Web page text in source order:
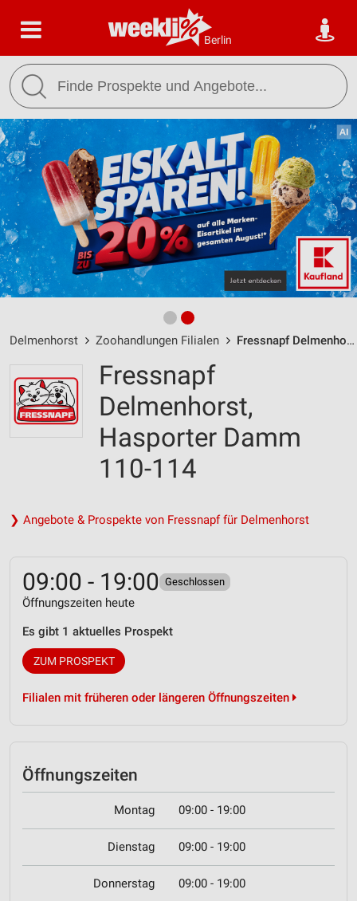
Berlin
Delmenhorst Zoohandlungen Filialen Fressnapf Delmenhorst / Hasporter Damm 110-114 - Öffnungszeiten & Adresse
Fressnapf
Delmenhorst,
Hasporter Damm
110-114
❯ Angebote & Prospekte von Fressnapf für Delmenhorst
09:00 - 19:00 Geschlossen
Öffnungszeiten heute
Es gibt 1 aktuelles Prospekt
ZUM PROSPEKT
Filialen mit früheren oder längeren Öffnungszeiten
Öffnungszeiten
Montag 09:00 - 19:00
Dienstag 09:00 - 19:00
Donnerstag 09:00 - 19:00